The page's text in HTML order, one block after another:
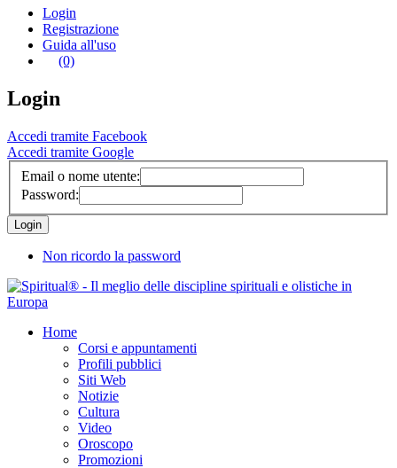
Login
Registrazione
Guida all'uso
(0)
Login
Accedi tramite Facebook
Accedi tramite Google
Email o nome utente:
Password:
Non ricordo la password
Home
Corsi e appuntamenti
Profili pubblici
Siti Web
Notizie
Cultura
Video
Oroscopo
Promozioni